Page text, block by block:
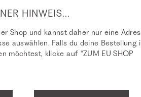
HINWEIS...
Shop und kannst daher nur eine
auswählen. Falls du deine Bestellung
möchtest, klicke auf “ZUM EU SHOP